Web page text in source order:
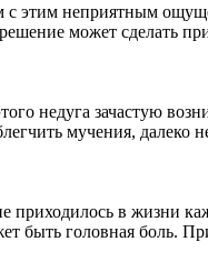
с этим неприятным
решение может
недуга зачастую
мучения,
в жизни
быть головная боль.